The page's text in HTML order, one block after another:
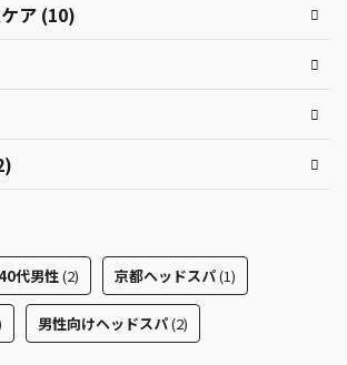
ア (10)
40代男性(2) 京都ヘッドスパ(1)
男性向けヘッドスパ(2)